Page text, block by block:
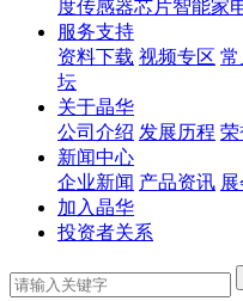
度传感器芯片智能家
服务支持
资料下载 视频专区 常
坛
关于晶华
公司介绍 发展历程 荣
新闻中心
企业新闻 产品资讯
加入晶华
投资者关系